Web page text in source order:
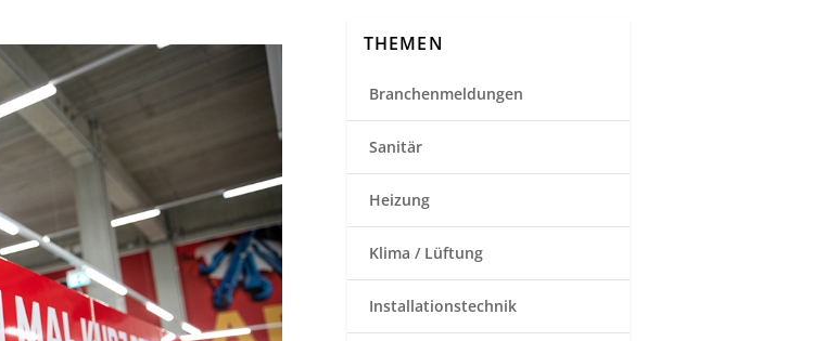
THEMEN
Branchenmeldungen
Sanitär
Heizung
Klima / Lüftung
Installationstechnik